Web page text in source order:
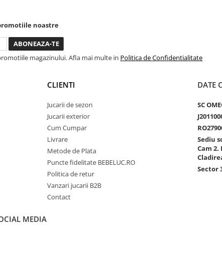
noastre
magazinului. Afla mai multe in Politica de Confidentialitate
CLIENTI
Jucarii de sezon
Jucarii exterior
Cum Cumpar
Livrare
Metode de Plata
Puncte fidelitate BEBELUC.RO
Politica de retur
Vanzari jucarii B2B
Contact
DATE
SC
Sediu
Cam
Sector
MEDIA